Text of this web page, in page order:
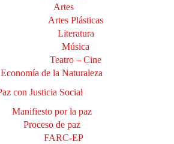
Artes
Artes Plásticas
Literatura
Música
Teatro – Cine
Economía de la Naturaleza
con Justicia Social
Manifiesto por la paz
Proceso de paz
FARC-EP